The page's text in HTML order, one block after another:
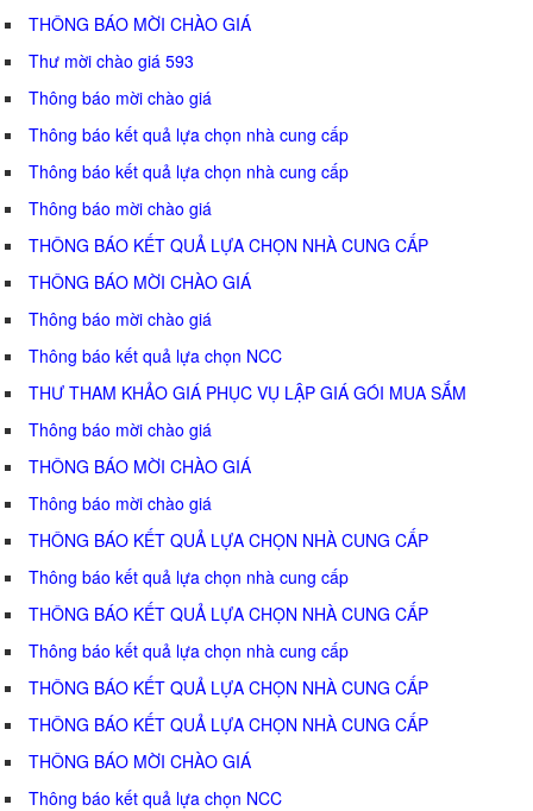
THÔNG BÁO MỜI CHÀO GIÁ
Thư mời chào giá 593
Thông báo mời chào giá
Thông báo kết quả lựa chọn nhà cung cấp
Thông báo kết quả lựa chọn nhà cung cấp
Thông báo mời chào giá
THÔNG BÁO KẾT QUẢ LỰA CHỌN NHÀ CUNG CẤP
THÔNG BÁO MỜI CHÀO GIÁ
Thông báo mời chào giá
Thông báo kết quả lựa chọn NCC
THƯ THAM KHẢO GIÁ PHỤC VỤ LẬP GIÁ GÓI MUA SẮM
Thông báo mời chào giá
THÔNG BÁO MỜI CHÀO GIÁ
Thông báo mời chào giá
THÔNG BÁO KẾT QUẢ LỰA CHỌN NHÀ CUNG CẤP
Thông báo kết quả lựa chọn nhà cung cấp
THÔNG BÁO KẾT QUẢ LỰA CHỌN NHÀ CUNG CẤP
Thông báo kết quả lựa chọn nhà cung cấp
THÔNG BÁO KẾT QUẢ LỰA CHỌN NHÀ CUNG CẤP
THÔNG BÁO KẾT QUẢ LỰA CHỌN NHÀ CUNG CẤP
THÔNG BÁO MỜI CHÀO GIÁ
Thông báo kết quả lựa chọn NCC